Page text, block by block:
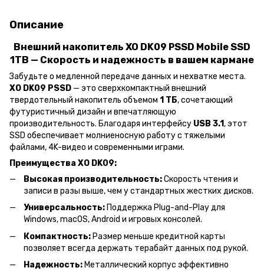
Описание
Внешний накопитель XO DK09 PSSD Mobile SSD
1TB — Скорость и надежность в вашем кармане
Забудьте о медленной передаче данных и нехватке места.
XO DK09 PSSD — это сверхкомпактный внешний
твердотельный накопитель объемом 1 ТБ, сочетающий
футуристичный дизайн и впечатляющую
производительность. Благодаря интерфейсу USB 3.1, этот
SSD обеспечивает молниеносную работу с тяжелыми
файлами, 4K-видео и современными играми.
Преимущества XO DK09:
Высокая производительность:Скорость чтения и
записи в разы выше, чем у стандартных жестких дисков.
Универсальность: Поддержка Plug-and-Play для
Windows, macOS, Android и игровых консолей.
Компактность: Размер меньше кредитной карты
позволяет всегда держать терабайт данных под рукой.
Надежность: Металлический корпус эффективно